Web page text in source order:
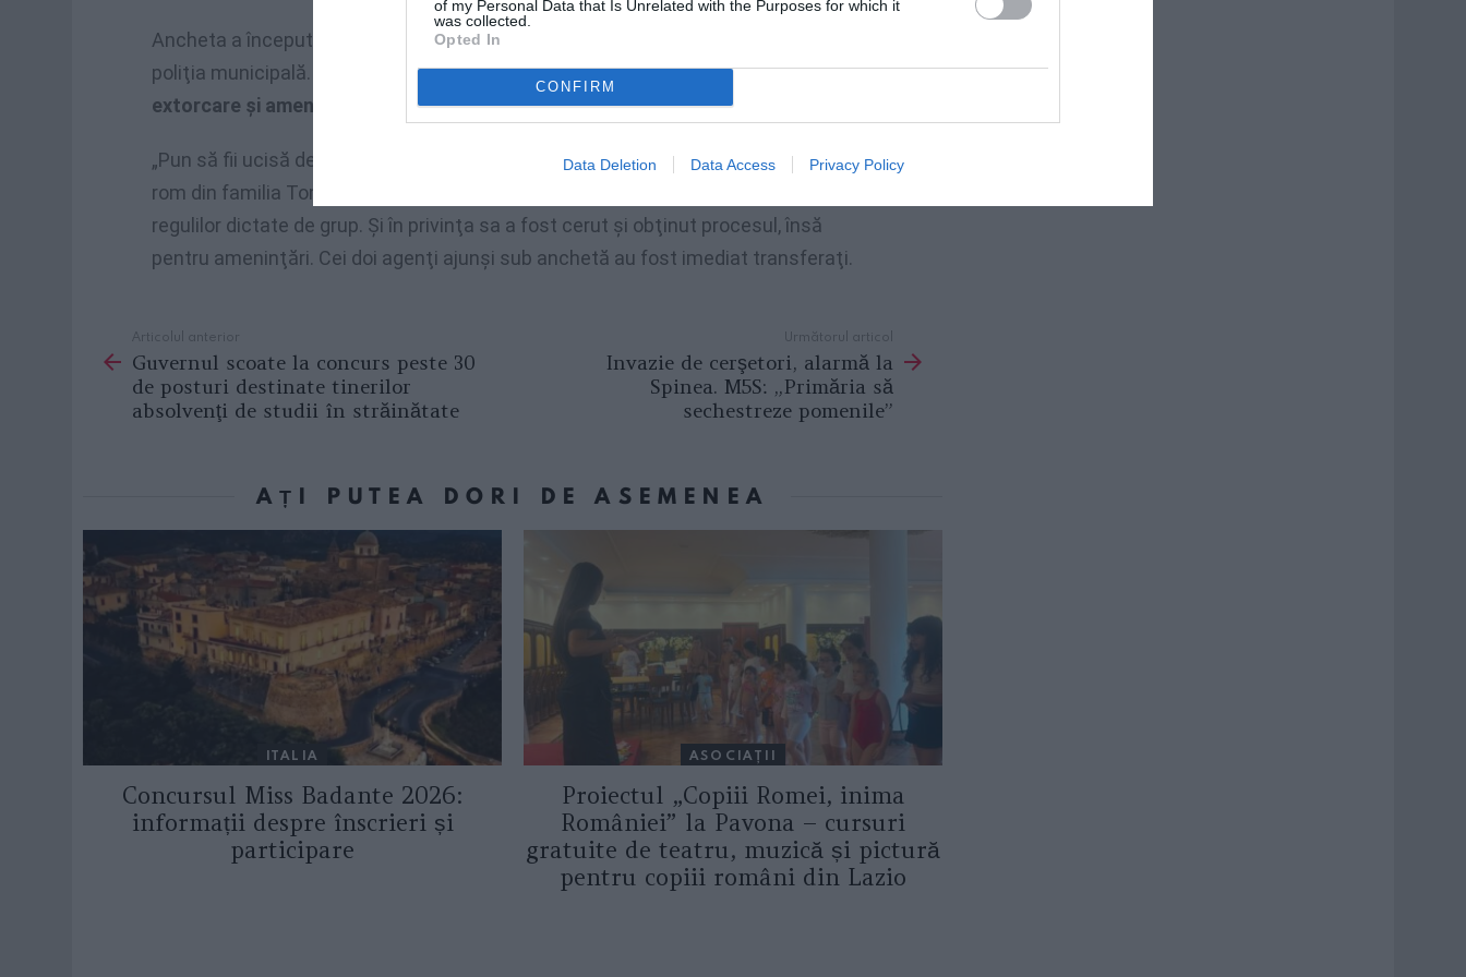
of my Personal Data that Is Unrelated with the Purposes for which it
was collected.
Opted In
CONFIRM
Data Deletion Data Access Privacy Policy
Ancheta a început în urma unui denunţ prezentat la Procuratura din Roma chiar de
poliţia municipală. Magistraţii au putut astfel că reconstituie fiecare episod de
extorcare şi ameninţare
pentru cei din tabără care au refuzat să plătească.
„Pun să fii ucisă de ţigani, acum ai rămas singură, stricato” , ar fi spus Gheorghe,
rom din familia Tomescu, pentru a intimida o femeie care refuza să se supună
regulilor dictate de grup. Şi în privinţa sa a fost cerut şi obţinut procesul, însă
pentru ameninţări. Cei doi agenţi ajunşi sub anchetă au fost imediat transferaţi.
more
Articolul anterior
Guvernul scoate la concurs peste 30
de posturi destinate tinerilor
absolvenţi de studii în străinătate
Următorul articol
Invazie de cerşetori, alarmă la
Spinea. M5S: „Primăria să
sechestreze pomenile”
AȚI PUTEA DORI DE ASEMENEA
ITALIA
Concursul Miss Badante 2026:
informații despre înscrieri și
participare
ASOCIAŢII
Proiectul „Copiii Romei, inima
României” la Pavona – cursuri
gratuite de teatru, muzică și pictură
pentru copiii români din Lazio